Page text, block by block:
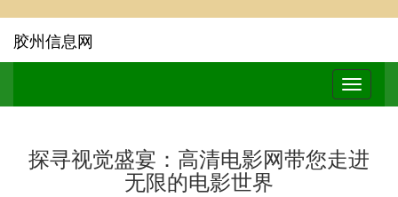
胶州信息网
探寻视觉盛宴：高清电影网带您走进
无限的电影世界